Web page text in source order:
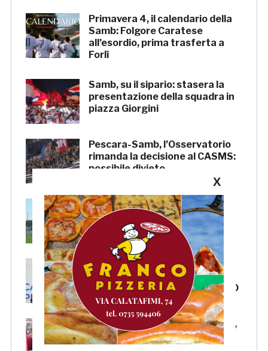
Primavera 4, il calendario della
Samb: Folgore Caratese
all’esordio, prima trasferta a
Forlì
Samb, su il sipario: stasera la
presentazione della squadra in
piazza Giorgini
Pescara-Samb, l’Osservatorio
rimanda la decisione al CASMS:
possibile divieto
Samb, ripresi gli allenamenti:
doppia seduta al Ciarrocchi. A
parte Tunjov
La Samb smentisce notizie e
ricostruzioni riguardanti la
cessione del club. COMUNICATO
FOCUS – Giusto criticare Massi,
ma anche riconoscerne i meriti
X